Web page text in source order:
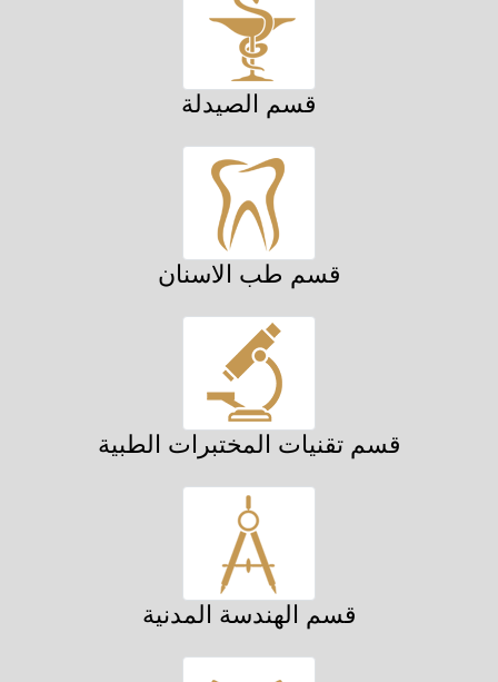
قسم الصيدلة
قسم طب الاسنان
قسم تقنيات المختبرات الطبية
قسم الهندسة المدنية